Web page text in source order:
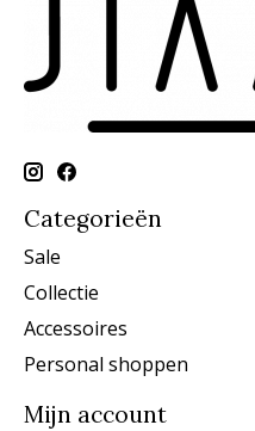
Categorieën
Sale
Collectie
Accessoires
Personal shoppen
Mijn account